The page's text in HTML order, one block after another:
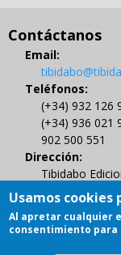
Contáctanos
Email:
Teléfonos:
(+34) 932 126
(+34) 936 021
902 500 551
Dirección:
Tibidabo
C/ Muntaner
08021
Gestión de
Usamos cookies
Al apretar cualquier
consentimiento para